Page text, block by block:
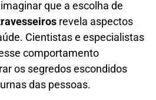
que a escolha de
revela aspectos
Cientistas e especialistas
comportamento
os segredos escondidos
das pessoas.